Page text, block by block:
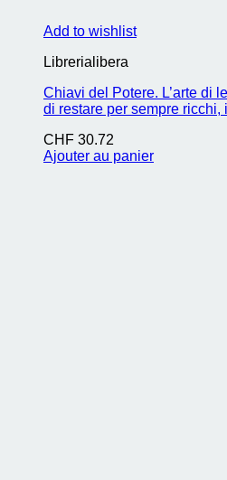
Add to wishlist
Librerialibera
Chiavi del Potere. L’arte di
di restare per sempre
CHF 30.72
Ajouter au panier